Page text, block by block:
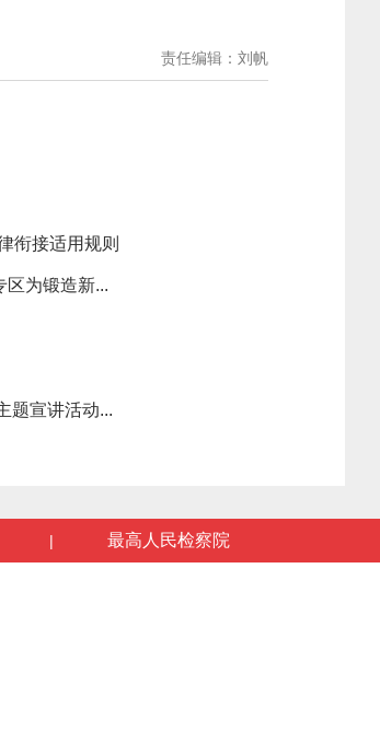
责任编辑：刘帆
衔接适用规则
区为锻造新...
题宣讲活动...
| 最高人民检察院